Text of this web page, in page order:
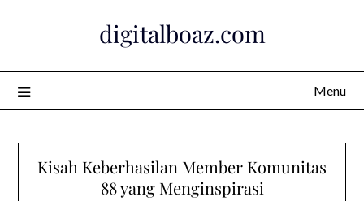
digitalboaz.com
Menu
Kisah Keberhasilan Member Komunitas
88 yang Menginspirasi